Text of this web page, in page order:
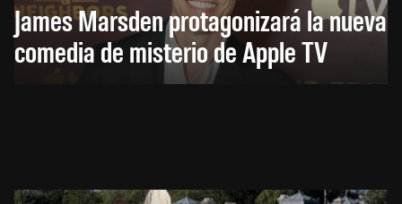
James Marsden protagonizará la nueva
comedia de misterio de Apple TV